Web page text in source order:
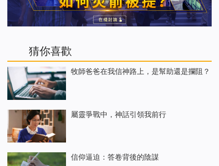
猜你喜歡
牧師爸爸在我信神路上，是幫助還是攔阻？
屬靈爭戰中，神話引領我前行
信仰逼迫：答卷背後的陰謀